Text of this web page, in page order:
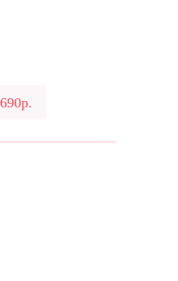
690р.